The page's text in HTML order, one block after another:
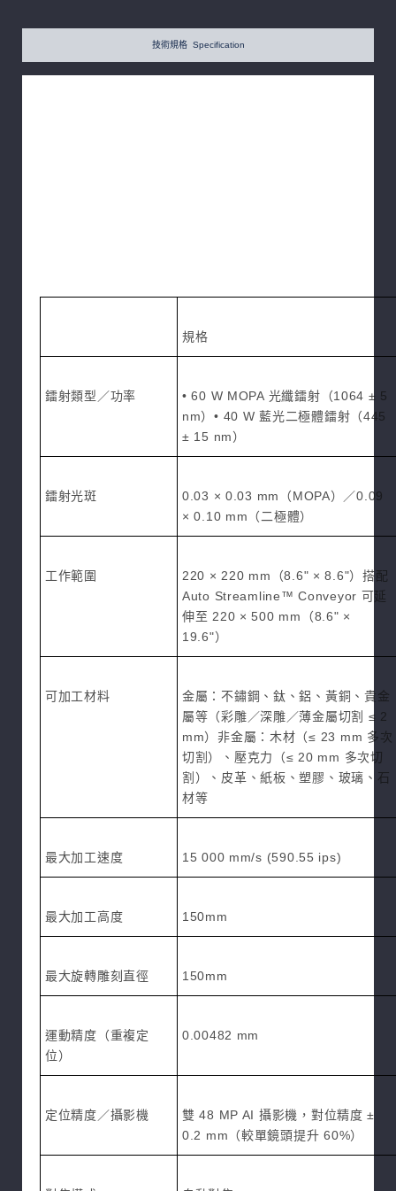
技術規格 Specification
規格
鐳射類型／功率
• 60 W MOPA 光纖鐳射（1064 ± 5
nm）• 40 W 藍光二極體鐳射（445
± 15 nm）
鐳射光斑
0.03 × 0.03 mm（MOPA）／0.09
× 0.10 mm（二極體）
工作範圍
220 × 220 mm（8.6" × 8.6"）搭配
Auto Streamline™ Conveyor 可延
伸至 220 × 500 mm（8.6" ×
19.6"）
可加工材料
金屬：不鏽鋼、鈦、鋁、黃銅、貴金
屬等（彩雕／深雕／薄金屬切割 ≤ 2
mm）非金屬：木材（≤ 23 mm 多次
切割）、壓克力（≤ 20 mm 多次切
割）、皮革、紙板、塑膠、玻璃、石
材等
最大加工速度 15 000 mm/s (590.55 ips)
最大加工高度 150mm
最大旋轉雕刻直徑 150mm
運動精度（重複定
位）
0.00482 mm
定位精度／攝影機
雙 48 MP AI 攝影機，對位精度 ±
0.2 mm（較單鏡頭提升 60%）